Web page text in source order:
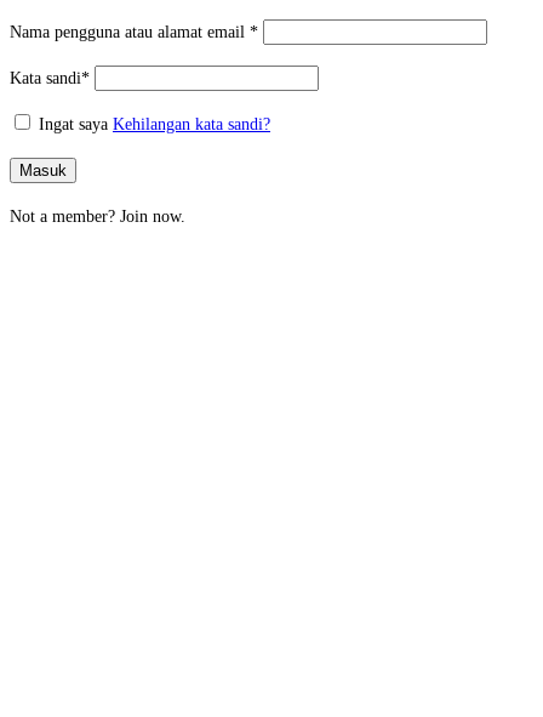
Nama pengguna atau alamat email *
Kata sandi*
Ingat saya Kehilangan kata sandi?
Masuk
Not a member? Join now.